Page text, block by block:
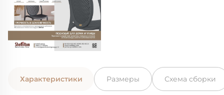
Характеристики Размеры Схема сборки